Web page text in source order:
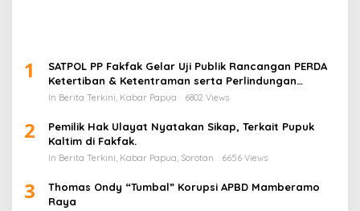
1
SATPOL PP Fakfak Gelar Uji Publik Rancangan PERDA
Ketertiban & Ketentraman serta Perlindungan
Masyarakat
In Berita Terkini, Kabar Papua 6802 Views
2
Pemilik Hak Ulayat Nyatakan Sikap, Terkait Pupuk
Kaltim di Fakfak.
In Berita Terkini, Kabar Papua, Sorotan 6656 Views
3
Thomas Ondy “Tumbal” Korupsi APBD Mamberamo
Raya